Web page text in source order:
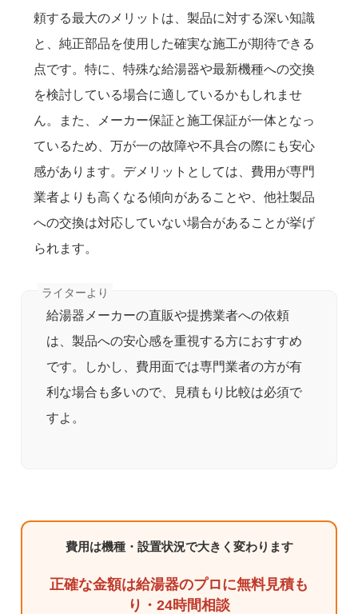
頼する最大のメリットは、製品に対する深い知識
と、純正部品を使用した確実な施工が期待できる
点です。特に、特殊な給湯器や最新機種への交換
を検討している場合に適しているかもしれませ
ん。また、メーカー保証と施工保証が一体となっ
ているため、万が一の故障や不具合の際にも安心
感があります。デメリットとしては、費用が専門
業者よりも高くなる傾向があることや、他社製品
への交換は対応していない場合があることが挙げ
られます。
給湯器メーカーの直販や提携業者への依頼
は、製品への安心感を重視する方におすすめ
です。しかし、費用面では専門業者の方が有
利な場合も多いので、見積もり比較は必須で
すよ。
費用は機種・設置状況で大きく変わります
正確な金額は給湯器のプロに無料見積も
り・24時間相談